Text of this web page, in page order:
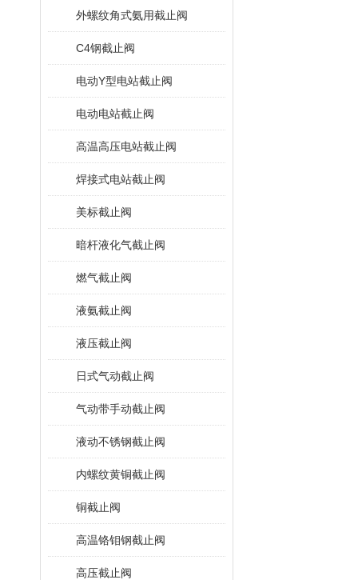
外螺纹角式氨用截止阀
C4钢截止阀
电动Y型电站截止阀
电动电站截止阀
高温高压电站截止阀
焊接式电站截止阀
美标截止阀
暗杆液化气截止阀
燃气截止阀
液氨截止阀
液压截止阀
日式气动截止阀
气动带手动截止阀
液动不锈钢截止阀
内螺纹黄铜截止阀
铜截止阀
高温铬钼钢截止阀
高压截止阀